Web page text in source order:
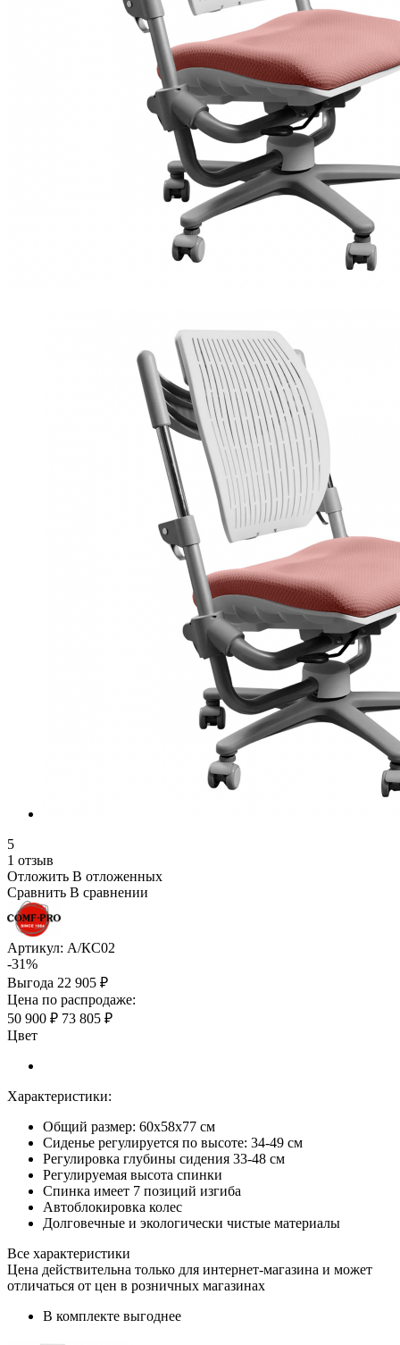
5
1 отзыв
Отложить В отложенных
Сравнить В сравнении
Артикул: А/КС02
-31%
Выгода 22 905 ₽
Цена по распродаже:
50 900 ₽ 73 805 ₽
Цвет
Характеристики:
Общий размер: 60х58х77 см
Сиденье регулируется по высоте: 34-49 см
Регулировка глубины сидения 33-48 см
Регулируемая высота спинки
Спинка имеет 7 позиций изгиба
Автоблокировка колес
Долговечные и экологически чистые материалы
Все характеристики
Цена действительна только для интернет-магазина и может
отличаться от цен в розничных магазинах
В комплекте выгоднее